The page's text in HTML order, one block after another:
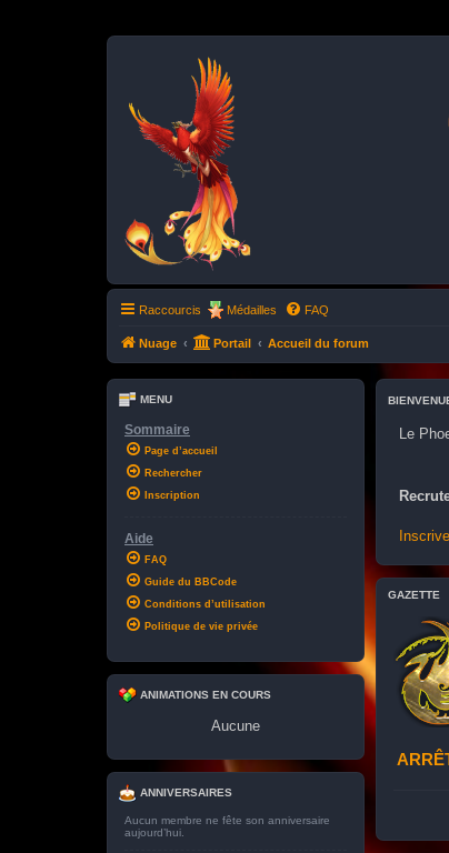
Raccourcis Médailles FAQ
Nuage Portail Accueil du forum
Le
GAZETTE
MENU
Sommaire
Page d’accueil
Rechercher
Inscription
Aide
FAQ
Guide du BBCode
Conditions d’utilisation
Politique de vie privée
ANIMATIONS EN COURS
Aucune
ANNIVERSAIRES
Aucun membre ne fête son anniversaire
aujourd’hui.